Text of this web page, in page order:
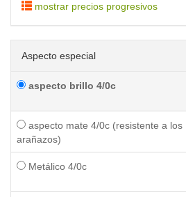
mostrar precios progresivos
Aspecto especial
aspecto brillo 4/0c
aspecto mate 4/0c (resistente a los
arañazos)
Metálico 4/0c